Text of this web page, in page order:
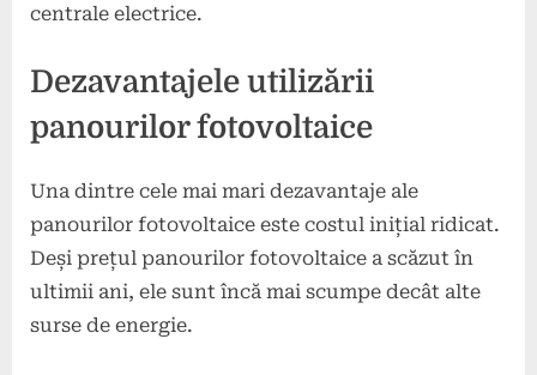
centrale electrice.
Dezavantajele utilizării
panourilor fotovoltaice
Una dintre cele mai mari dezavantaje ale
panourilor fotovoltaice este costul inițial ridicat.
Deși prețul panourilor fotovoltaice a scăzut în
ultimii ani, ele sunt încă mai scumpe decât alte
surse de energie.